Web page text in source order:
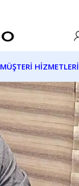
MÜŞTERİ HİZMETLERİ